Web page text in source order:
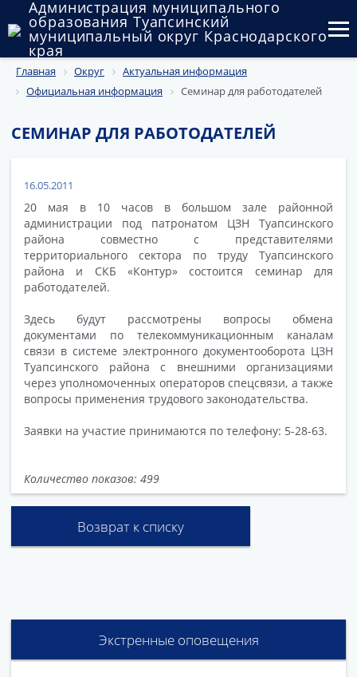
Администрация муниципального
образования Туапсинский
муниципальный округ Краснодарского
края
Округ
Муниципальные закупки
Государственный и муниципальный контроль
Муниципальное имущество
Публичные слушания и общественные обсуждения
Документы
Главная Округ
Актуальная информация
Официальная информация
Семинар для работодателей
СЕМИНАР ДЛЯ РАБОТОДАТЕЛЕЙ
16.05.2011
20 мая в 10 часов в большом зале районной
администрации под патронатом ЦЗН Туапсинского
района совместно с представителями
территориального сектора по труду Туапсинского
района и СКБ «Контур» состоится семинар для
работодателей.
Здесь будут рассмотрены вопросы обмена
документами по телекоммуникационным каналам
связи в системе электронного документооборота ЦЗН
Туапсинского района с внешними организациями
через уполномоченных операторов спецсвязи, а также
вопросы применения трудового законодательства.
Заявки на участие принимаются по телефону: 5-28-63.
Количество показов: 499
Возврат к списку
Экстренные оповещения